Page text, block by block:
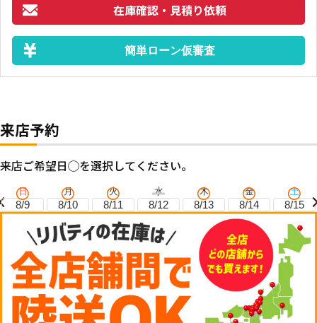
在庫確認・見積り依頼
簡単ローン仮審査
来店予約
来店ご希望日◯を選択してください。
日
8/9
月
8/10
火
8/11
水
8/12
木
8/13
金
8/14
土
8/15